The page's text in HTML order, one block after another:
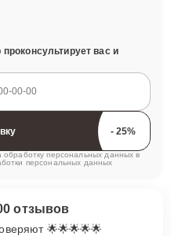
вас и
заявку
персональных данных в
персональных данных
отзывов
🌟🌟🌟🌟🌟